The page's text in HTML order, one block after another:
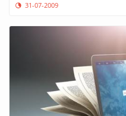
31-07-2009